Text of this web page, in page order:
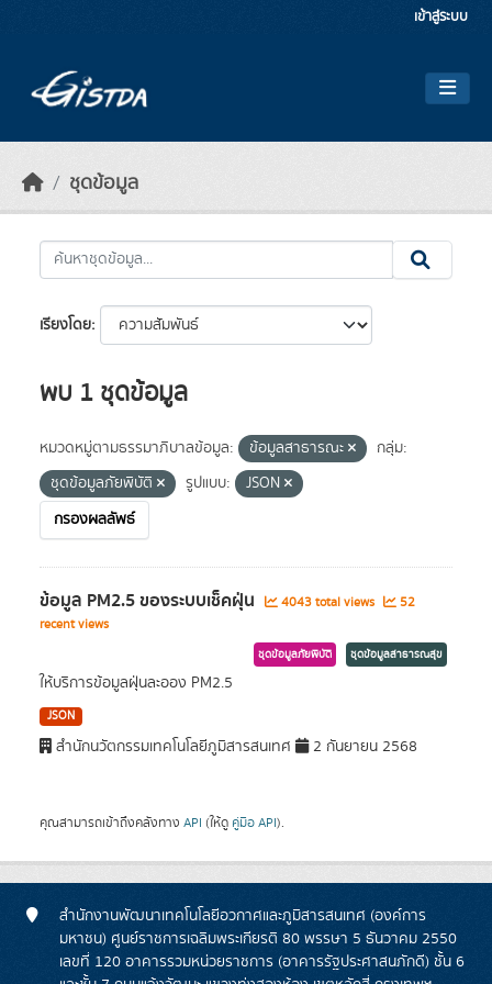
เข้าสู่ระบบ
ชุดข้อมูล
เรียงโดย
พบ 1 ชุดข้อมูล
หมวดหมู่ตามธรรมาภิบาลข้อมูล: ข้อมูลสาธารณะ
กลุ่ม:
ชุดข้อมูลภัยพิบัติ
รูปแบบ:
JSON
กรองผลลัพธ์
ข้อมูล PM2.5 ของระบบเช็คฝุ่น 4043 total views
52
recent views
ชุดข้อมูลภัยพิบัติ ชุดข้อมูลสาธารณสุข
ให้บริการข้อมูลฝุ่นละออง PM2.5
JSON
สำนักนวัตกรรมเทคโนโลยีภูมิสารสนเทศ 2 กันยายน 2568
คุณสามารถเข้าถึงคลังทาง API (ให้ดู คู่มือ API).
สำนักงานพัฒนาเทคโนโลยีอวกาศและภูมิสารสนเทศ (องค์การ
มหาชน) ศูนย์ราชการเฉลิมพระเกียรติ 80 พรรษา 5 ธันวาคม 2550
เลขที่ 120 อาคารรวมหน่วยราชการ (อาคารรัฐประศาสนภักดี) ชั้น 6